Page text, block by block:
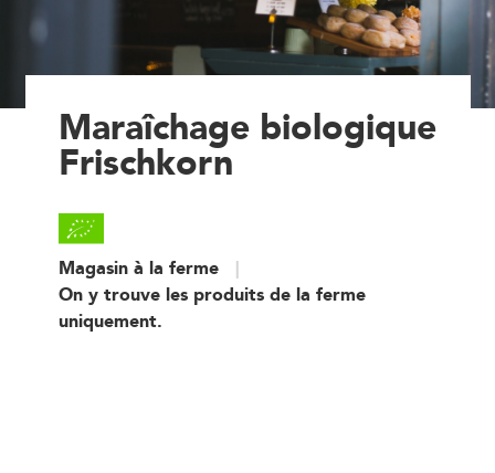
Maraîchage biologique
Frischkorn
Magasin à la ferme
On y trouve les produits de la ferme
uniquement.